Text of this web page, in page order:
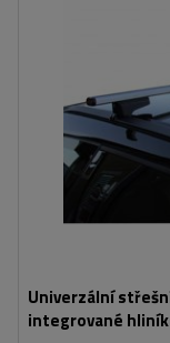
Univerzální
integrované